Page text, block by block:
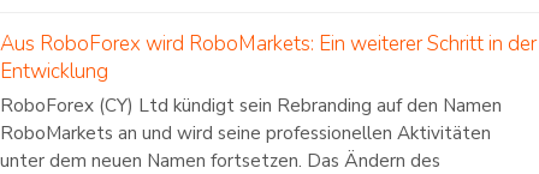
Aus RoboForex wird RoboMarkets: Ein weiterer Schritt in der
Entwicklung
RoboForex (CY) Ltd kündigt sein Rebranding auf den Namen
RoboMarkets an und wird seine professionellen Aktivitäten
unter dem neuen Namen fortsetzen. Das Ändern des